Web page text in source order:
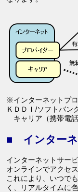
※インターネットプ
ＫＤＤＩ/ソフトバン
キャリア（携帯電
■ インターネ
インターネットサー
オンラインでアクセ
これにより、いつで
く、リアルタイムに